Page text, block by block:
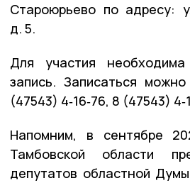
Староюрьево по адресу:
д. 5.
Для участия необходима
запись. Записаться
(47543) 4‑16‑76, 8 (47543)
Напомним, в сентябре
Тамбовской области
депутатов областной